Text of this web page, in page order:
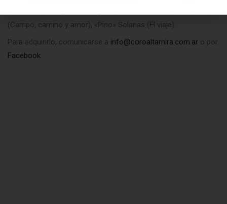
(Campo, camino y amor), «Pino» Solanas (El viaje).
Para adquirirlo, comunicarse a info@coroaltamira.com.ar o por
Facebook.